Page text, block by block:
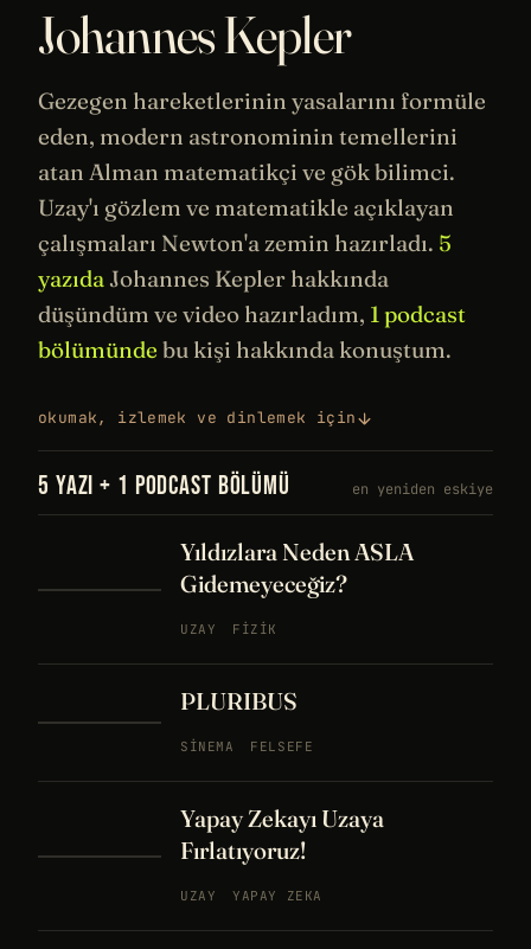
Johannes Kepler
Gezegen hareketlerinin yasalarını formüle
eden, modern astronominin temellerini
atan Alman matematikçi ve gök bilimci.
Uzay'ı gözlem ve matematikle açıklayan
çalışmaları Newton'a zemin hazırladı. 5
yazıda Johannes Kepler hakkında
düşündüm ve video hazırladım, 1 podcast
bölümünde bu kişi hakkında konuştum.
okumak, izlemek ve dinlemek için
5 YAZI + 1 PODCAST BÖLÜMÜ en yeniden eskiye
Yıldızlara Neden ASLA
Gidemeyeceğiz?
UZAY FIZIK
PLURIBUS
SINEMA FELSEFE
Yapay Zekayı Uzaya
Fırlatıyoruz!
UZAY YAPAY ZEKA